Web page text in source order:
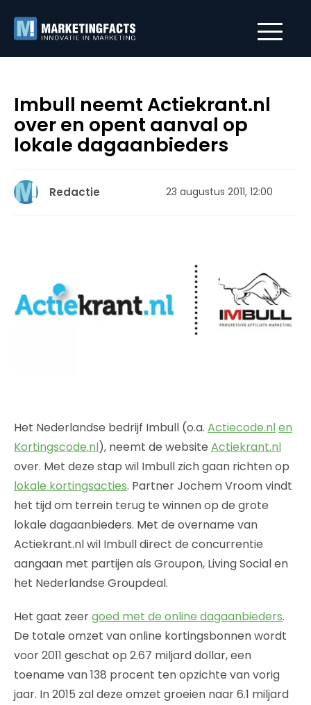
Imbull neemt Actiekrant.nl
over en opent aanval op
lokale dagaanbieders
Redactie 23 augustus 2011, 12:00
Het Nederlandse bedrijf Imbull (o.a. Actiecode.nlen
Kortingscode.nl), neemt de website Actiekrant.nl
over. Met deze stap wil Imbull zich gaan richten op
lokale kortingsacties. Partner Jochem Vroom vindt
het tijd om terrein terug te winnen op de grote
lokale dagaanbieders. Met de overname van
Actiekrant.nl wil Imbull direct de concurrentie
aangaan met partijen als Groupon, Living Social en
het Nederlandse Groupdeal.
Het gaat zeergoed met de online dagaanbieders.
De totale omzet van online kortingsbonnen wordt
voor 2011 geschat op 2.67 miljard dollar, een
toename van 138 procent ten opzichte van vorig
jaar. In 2015 zal deze omzet groeien naar 6.1 miljard